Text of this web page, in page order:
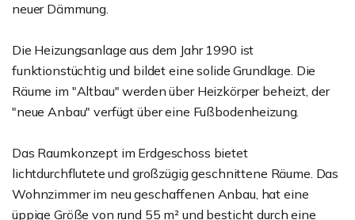
neuer Dämmung.
Die Heizungsanlage aus dem Jahr 1990 ist
funktionstüchtig und bildet eine solide Grundlage. Die
Räume im "Altbau" werden über Heizkörper beheizt, der
"neue Anbau" verfügt über eine Fußbodenheizung.
Das Raumkonzept im Erdgeschoss bietet
lichtdurchflutete und großzügig geschnittene Räume. Das
Wohnzimmer im neu geschaffenen Anbau, hat eine
üppige Größe von rund 55 m² und besticht durch eine